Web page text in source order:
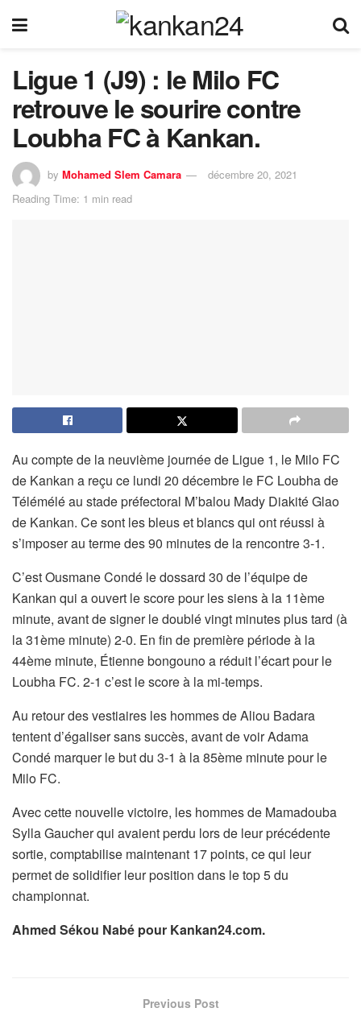
Ligue 1 (J9) : le Milo FC
retrouve le sourire contre
Loubha FC à Kankan.
by Mohamed Slem Camara
décembre 20, 2021
Reading Time: 1 min read
Au compte de la neuvième journée de Ligue 1, le Milo FC
de Kankan a reçu ce lundi 20 décembre le FC Loubha de
Télémélé au stade préfectoral M’balou Mady Diakité Glao
de Kankan. Ce sont les bleus et blancs qui ont réussi à
s’imposer au terme des 90 minutes de la rencontre 3-1.
C’est Ousmane Condé le dossard 30 de l’équipe de
Kankan qui a ouvert le score pour les siens à la 11ème
minute, avant de signer le doublé vingt minutes plus tard (à
la 31ème minute) 2-0. En fin de première période à la
44ème minute, Étienne bongouno a réduit l’écart pour le
Loubha FC. 2-1 c’est le score à la mi-temps.
Au retour des vestiaires les hommes de Aliou Badara
tentent d’égaliser sans succès, avant de voir Adama
Condé marquer le but du 3-1 à la 85ème minute pour le
Milo FC.
Avec cette nouvelle victoire, les hommes de Mamadouba
Sylla Gaucher qui avaient perdu lors de leur précédente
sortie, comptabilise maintenant 17 points, ce qui leur
permet de solidifier leur position dans le top 5 du
championnat.
Ahmed Sékou Nabé pour Kankan24.com.
Previous Post